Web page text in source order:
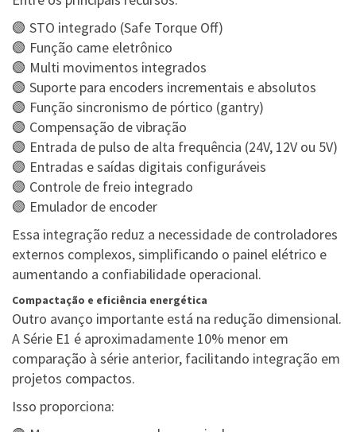
🟢 STO integrado (Safe Torque Off)
🟢 Função came eletrônico
🟢 Multi movimentos integrados
🟢 Suporte para encoders incrementais e absolutos
🟢 Função sincronismo de pórtico (gantry)
🟢 Compensação de vibração
🟢 Entrada de pulso de alta frequência (24V, 12V ou 5V)
🟢 Entradas e saídas digitais configuráveis
🟢 Controle de freio integrado
🟢 Emulador de encoder
Essa integração reduz a necessidade de controladores
externos complexos, simplificando o painel elétrico e
aumentando a confiabilidade operacional.
Compactação e eficiência energética
Outro avanço importante está na redução dimensional.
A Série E1 é aproximadamente 10% menor em
comparação à série anterior, facilitando integração em
projetos compactos.
Isso proporciona: